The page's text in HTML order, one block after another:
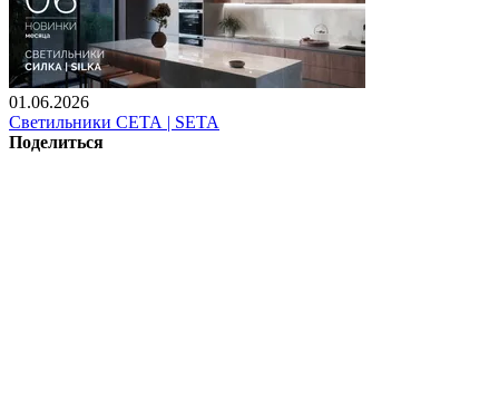
01.06.2026
Светильники СЕТА | SETA
Поделиться